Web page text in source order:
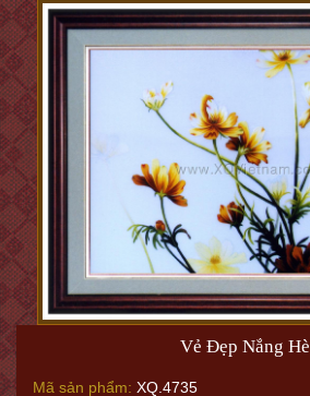
Vẻ Đẹp Nắng Hè
Mã sản phẩm: XQ.4735